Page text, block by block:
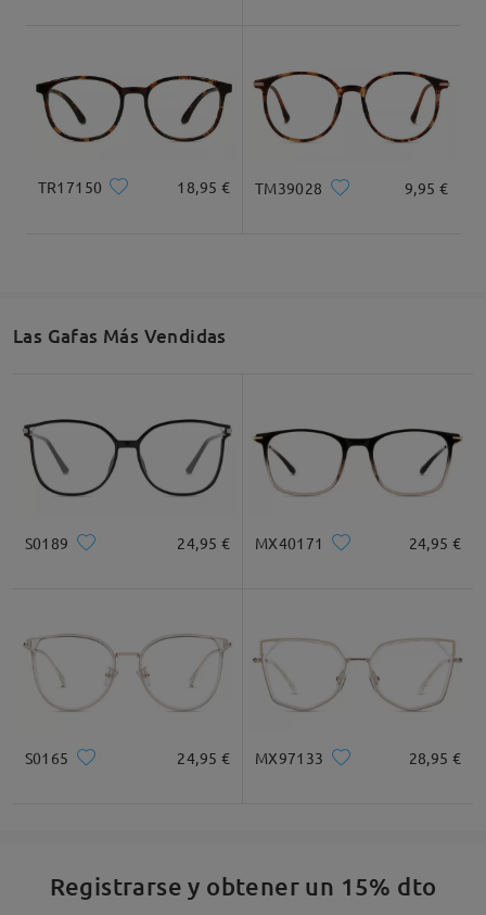
Ancho Total Longitud de Patillas
Recomendación de Rostro
* Solo Para Referencia
Descripción del Producto
TR17150 18,95 € TM39028 9,95 €
Las Gafas Más Vendidas
S0189 24,95 € MX40171 24,95 €
S0165 24,95 € MX97133 28,95 €
Registrarse y obtener un 15% dto